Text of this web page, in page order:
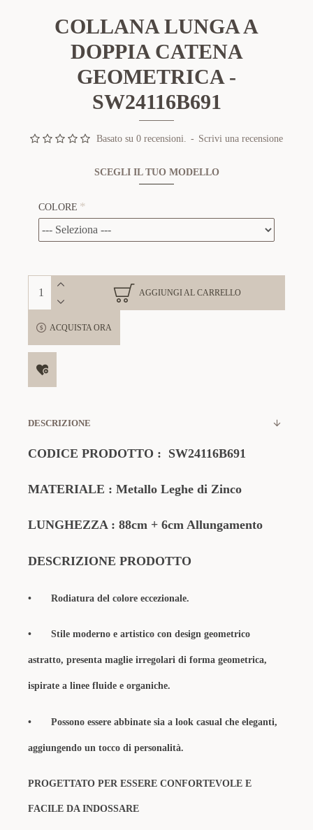
COLLANA LUNGA A
DOPPIA CATENA
GEOMETRICA -
SW24116B691
Basato su 0 recensioni. - Scrivi una recensione
SCEGLI IL TUO MODELLO
COLORE
AGGIUNGI AL CARRELLO
ACQUISTA ORA
DESCRIZIONE
CODICE PRODOTTO : SW24116B691
MATERIALE : Metallo Leghe di Zinco
LUNGHEZZA : 88cm + 6cm Allungamento
DESCRIZIONE PRODOTTO
• Rodiatura del colore eccezionale.
• Stile moderno e artistico con design geometrico
astratto, presenta maglie irregolari di forma geometrica,
ispirate a linee fluide e organiche.
• Possono essere abbinate sia a look casual che eleganti,
aggiungendo un tocco di personalità.
PROGETTATO PER ESSERE CONFORTEVOLE E
FACILE DA INDOSSARE